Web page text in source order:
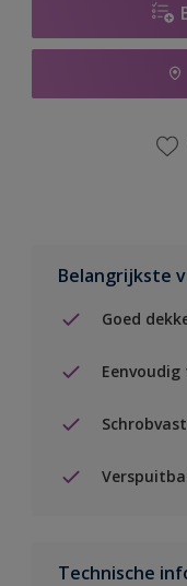
Belangrijkste
Goed
Eenvoudig
Technische